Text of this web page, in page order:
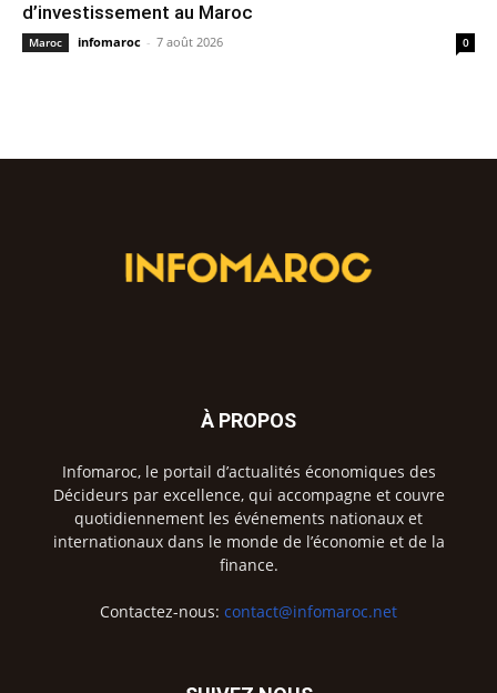
d’investissement au Maroc
Maroc infomaroc - 7 août 2026 0
À PROPOS
Infomaroc, le portail d’actualités économiques des
Décideurs par excellence, qui accompagne et couvre
quotidiennement les événements nationaux et
internationaux dans le monde de l’économie et de la
finance.
Contactez-nous: contact@infomaroc.net